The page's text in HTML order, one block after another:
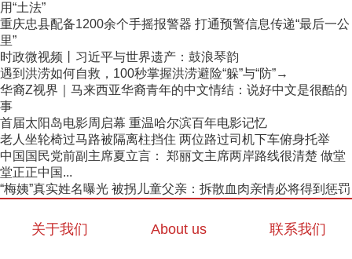
用“土法”
重庆忠县配备1200余个手摇报警器 打通预警信息传递“最后一公
里”
时政微视频丨习近平与世界遗产：鼓浪琴韵
遇到洪涝如何自救，100秒掌握洪涝避险“躲”与“防”→
华裔Z视界｜马来西亚华裔青年的中文情结：说好中文是很酷的
事
首届太阳岛电影周启幕 重温哈尔滨百年电影记忆
老人坐轮椅过马路被隔离柱挡住 两位路过司机下车俯身托举
中国国民党前副主席夏立言： 郑丽文主席两岸路线很清楚 做堂
堂正正中国...
“梅姨”真实姓名曝光 被拐儿童父亲：拆散血肉亲情必将得到惩罚
关于我们 About us 联系我们